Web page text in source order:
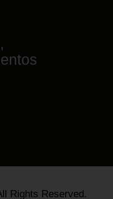
Rights Reserved.